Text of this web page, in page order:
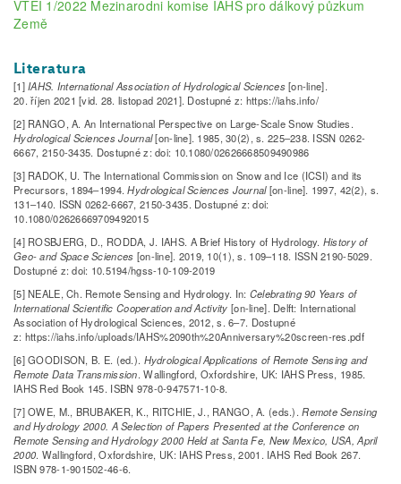
VTEI 1/2022 Mezinarodni komise IAHS pro dálkový půzkum
Země
Literatura
[1]IAHS. International Association of Hydrological Sciences[on-line].
20. říjen 2021 [vid. 28. listopad 2021]. Dostupné z: https://iahs.info/
[2] RANGO, A. An International Perspective on Large-Scale Snow Studies.
Hydrological Sciences Journal[on-line]. 1985, 30(2), s. 225–238. ISSN 0262-
6667, 2150-3435. Dostupné z: doi: 10.1080/02626668509490986
[3] RADOK, U. The International Commission on Snow and Ice (ICSI) and its
Precursors, 1894–1994.Hydrological Sciences Journal[on-line]. 1997, 42(2), s.
131–140. ISSN 0262-6667, 2150-3435. Dostupné z: doi:
10.1080/02626669709492015
[4] ROSBJERG, D., RODDA, J. IAHS. A Brief History of Hydrology. History of
Geo- and Space Sciences [on-line]. 2019, 10(1), s. 109–118. ISSN 2190-5029.
Dostupné z: doi: 10.5194/hgss-10-109-2019
[5] NEALE, Ch. Remote Sensing and Hydrology. In: Celebrating 90 Years of
International Scientific Cooperation and Activity [on-line]. Delft: International
Association of Hydrological Sciences, 2012, s. 6–7. Dostupné
z: https://iahs.info/uploads/IAHS%2090th%20Anniversary%20screen-res.pdf
[6] GOODISON, B. E. (ed.). Hydrological Applications of Remote Sensing and
Remote Data Transmission. Wallingford, Oxfordshire, UK: IAHS Press, 1985.
IAHS Red Book 145. ISBN 978-0-947571-10-8.
[7] OWE, M., BRUBAKER, K., RITCHIE, J., RANGO, A. (eds.).Remote Sensing
and Hydrology 2000. A Selection of Papers Presented at the Conference on
Remote Sensing and Hydrology 2000 Held at Santa Fe, New Mexico, USA, April
2000. Wallingford, Oxfordshire, UK: IAHS Press, 2001. IAHS Red Book 267.
ISBN 978-1-901502-46-6.